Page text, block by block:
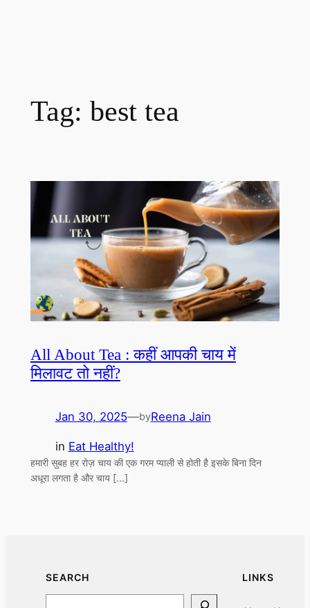
Tag: best tea
All About Tea : कहीं आपकी चाय में
मिलावट तो नहीं?
Jan 30, 2025—byReena Jain
in Eat Healthy!
हमारी सुबह हर रोज़ चाय की एक गरम प्याली से होती है इसके बिना दिन
अधूरा लगता है और चाय […]
SEARCH LINKS